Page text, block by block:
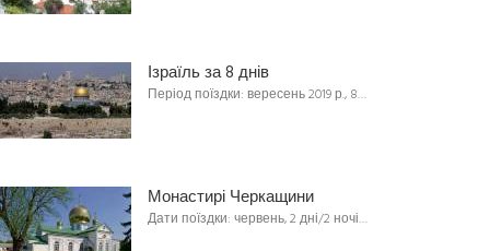
Ізраїль за 8 днів
Період поїздки: вересень 2019 р., 8…
Монастирі Черкащини
Дати поїздки: червень, 2 дні/2 ночі…